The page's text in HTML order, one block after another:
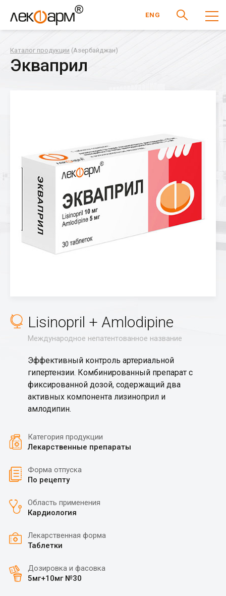
ENG
Каталог продукции (Азербайджан)
Экваприл
Lisinopril + Amlodipine
Международное непатентованное название
Эффективный контроль артериальной
гипертензии. Комбинированный препарат с
фиксированной дозой, содержащий два
активных компонента лизиноприл и
амлодипин.
Категория продукции
Лекарственные препараты
Форма отпуска
По рецепту
Область применения
Кардиология
Лекарственная форма
Таблетки
Дозировка и фасовка
5мг+10мг №30